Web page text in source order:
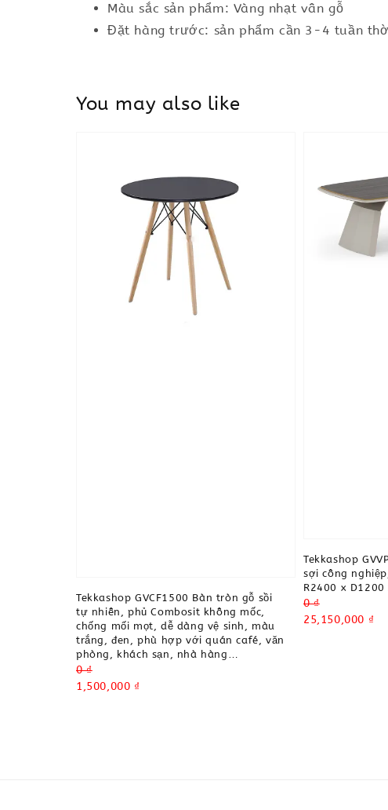
Màu sắc sản phẩm: Vàng nhạt vân gỗ
Đặt hàng trước: sản phẩm cần 3-4 tuần
You may also like
Tekkashop GVCF1500 Bàn tròn gỗ sồi
tự nhiên, phủ Combosit không mốc,
chống mối mọt, dễ dàng vệ sinh, màu
trắng, đen, phù hợp với quán café, văn
phòng, khách sạn, nhà hàng…
Regular
price
0 ₫
Sale
1,500,000 ₫
Tekkashop
sợi công
R2400 x D1200
Regular
price
0 ₫
Sale
25,150,000 ₫